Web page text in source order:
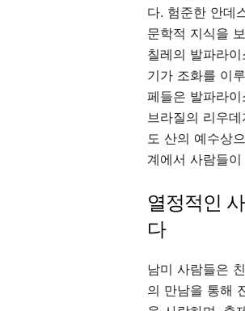
다. 험준한 안데
문학적 지식을
칠레의 발파라
기가 조화를 이
페들은 발파라
브라질의 리우
도 산의 예수상
계에서 사람들
열정적인
다
남미 사람들은
의 만남을 통해